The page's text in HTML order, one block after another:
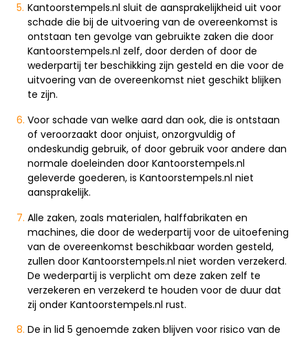
Kantoorstempels.nl sluit de aansprakelijkheid uit voor
schade die bij de uitvoering van de overeenkomst is
ontstaan ten gevolge van gebruikte zaken die door
Kantoorstempels.nl zelf, door derden of door de
wederpartij ter beschikking zijn gesteld en die voor de
uitvoering van de overeenkomst niet geschikt blijken
te zijn.
Voor schade van welke aard dan ook, die is ontstaan
of veroorzaakt door onjuist, onzorgvuldig of
ondeskundig gebruik, of door gebruik voor andere dan
normale doeleinden door Kantoorstempels.nl
geleverde goederen, is Kantoorstempels.nl niet
aansprakelijk.
Alle zaken, zoals materialen, halffabrikaten en
machines, die door de wederpartij voor de uitoefening
van de overeenkomst beschikbaar worden gesteld,
zullen door Kantoorstempels.nl niet worden verzekerd.
De wederpartij is verplicht om deze zaken zelf te
verzekeren en verzekerd te houden voor de duur dat
zij onder Kantoorstempels.nl rust.
De in lid 5 genoemde zaken blijven voor risico van de